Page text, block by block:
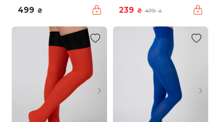
499 ₴ 239 ₴ 479₴